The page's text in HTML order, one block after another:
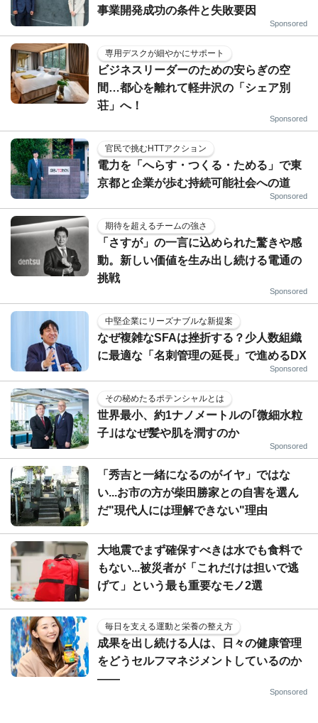
事業開発成功の条件と失敗要因
Sponsored
専用デスクが細やかにサポート
ビジネスリーダーのための安らぎの空
間…都心を離れて軽井沢の「シェア別
荘」へ！
Sponsored
官民で挑むHTTアクション
電力を「へらす・つくる・ためる」で東
京都と企業が歩む持続可能社会への道
Sponsored
期待を超えるチームの強さ
「さすが」の一言に込められた驚きや感
動。新しい価値を生み出し続ける電通の
挑戦
Sponsored
中堅企業にリーズナブルな新提案
なぜ複雑なSFAは挫折する？少人数組織
に最適な「名刺管理の延長」で進めるDX
Sponsored
その秘めたるポテンシャルとは
世界最小、約1ナノメートルの｢微細水粒
子｣はなぜ髪や肌を潤すのか
Sponsored
「秀吉と一緒になるのがイヤ」ではな
い...お市の方が柴田勝家との自害を選ん
だ"現代人には理解できない"理由
大地震でまず確保すべきは水でも食料で
もない...被災者が「これだけは担いで逃
げて」という最も重要なモノ2選
毎日を支える運動と栄養の整え方
成果を出し続ける人は、日々の健康管理
をどうセルフマネジメントしているのか
——
Sponsored